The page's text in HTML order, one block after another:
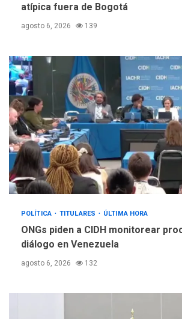
atípica fuera de Bogotá
agosto 6, 2026 139
POLÍTICA TITULARES ÚLTIMA HORA
ONGs piden a CIDH monitorear
diálogo en Venezuela
agosto 6, 2026 132